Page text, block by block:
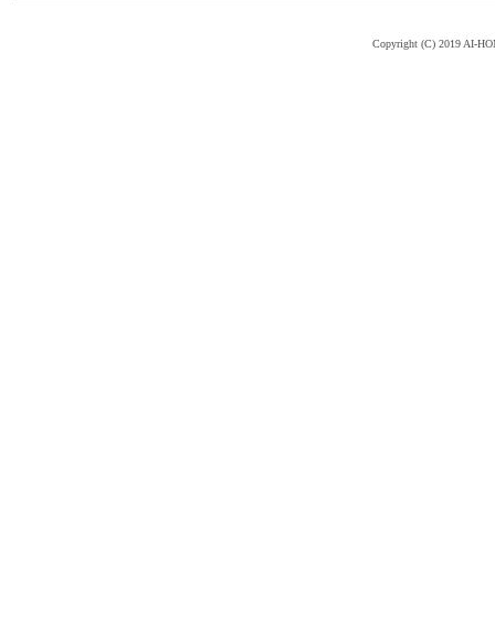
Copyright (C) 2019 AI-